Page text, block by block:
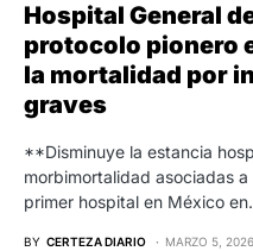
Hospital General
protocolo pionero
la mortalidad por
graves
**Disminuye la estancia
morbimortalidad asociadas
primer hospital en México
BY CERTEZA DIARIO MARZO 5, 2026